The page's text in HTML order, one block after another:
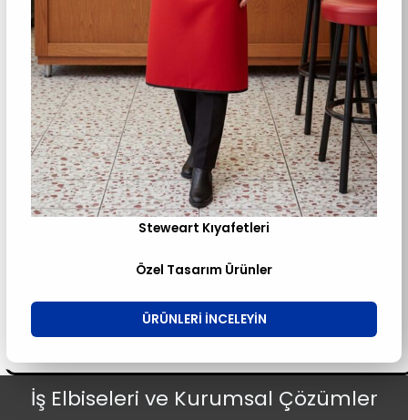
Steweart Kıyafetleri
Özel Tasarım Ürünler
ÜRÜNLERI INCELEYIN
İş Elbiseleri ve Kurumsal Çözümler